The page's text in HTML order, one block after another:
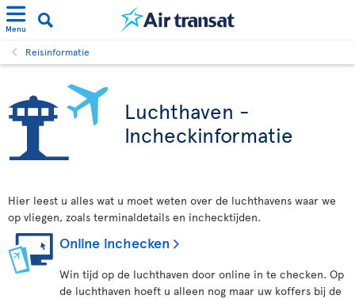
Menu
Reisinformatie
Luchthaven -
Incheckinformatie
Hier leest u alles wat u moet weten over de luchthavens waar we
op vliegen, zoals terminaldetails en inchecktijden.
Online inchecken
Win tijd op de luchthaven door online in te checken. Op
de luchthaven hoeft u alleen nog maar uw koffers bij de